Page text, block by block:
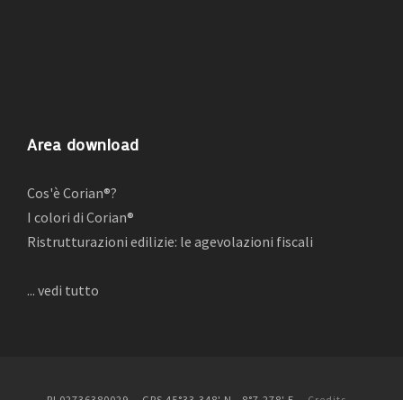
Area download
Cos'è Corian®?
I colori di Corian®
Ristrutturazioni edilizie: le agevolazioni fiscali
... vedi tutto